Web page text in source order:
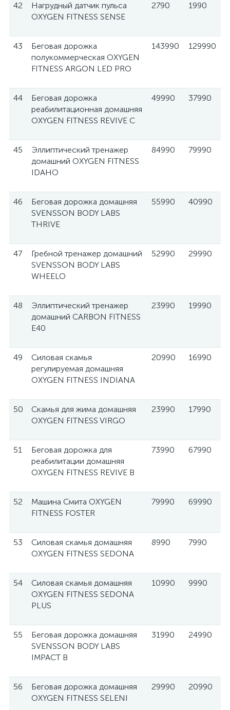
42
Нагрудный датчик пульса
OXYGEN FITNESS SENSE
2790 1990
43
Беговая дорожка
полукоммерческая OXYGEN
FITNESS ARGON LED PRO
143990 129990
44
Беговая дорожка
реабилитационная домашняя
OXYGEN FITNESS REVIVE C
49990 37990
45
Эллиптический тренажер
домашний OXYGEN FITNESS
IDAHO
84990 79990
46
Беговая дорожка домашняя
SVENSSON BODY LABS
THRIVE
55990 40990
47
Гребной тренажер домашний
SVENSSON BODY LABS
WHEELO
52990 29990
48
Эллиптический тренажер
домашний CARBON FITNESS
E40
23990 19990
49
Силовая скамья
регулируемая домашняя
OXYGEN FITNESS INDIANA
20990 16990
50
Скамья для жима домашняя
OXYGEN FITNESS VIRGO
23990 17990
51
Беговая дорожка для
реабилитации домашняя
OXYGEN FITNESS REVIVE B
73990 67990
52
Машина Смита OXYGEN
FITNESS FOSTER
79990 69990
53
Силовая скамья домашняя
OXYGEN FITNESS SEDONA
8990 7990
54
Силовая скамья домашняя
OXYGEN FITNESS SEDONA
PLUS
10990 9990
55
Беговая дорожка домашняя
SVENSSON BODY LABS
IMPACT B
31990 24990
56
Беговая дорожка домашняя
OXYGEN FITNESS SELENI
29990 20990